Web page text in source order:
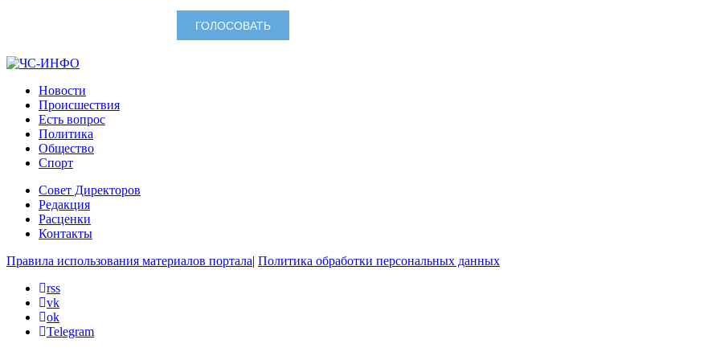
Новости
Происшествия
Есть вопрос
Политика
Общество
Спорт
Совет Директоров
Редакция
Расценки
Контакты
Правила использования материалов портала| Политика обработки персональных данных
rss
vk
ok
Telegram